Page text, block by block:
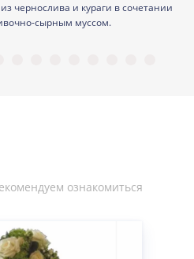
чернослива и кураги в сочетании
сырным муссом.
ознакомиться